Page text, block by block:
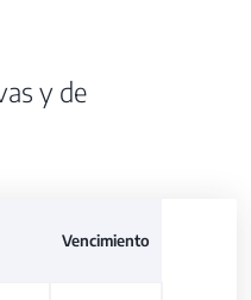
y de
Vencimiento